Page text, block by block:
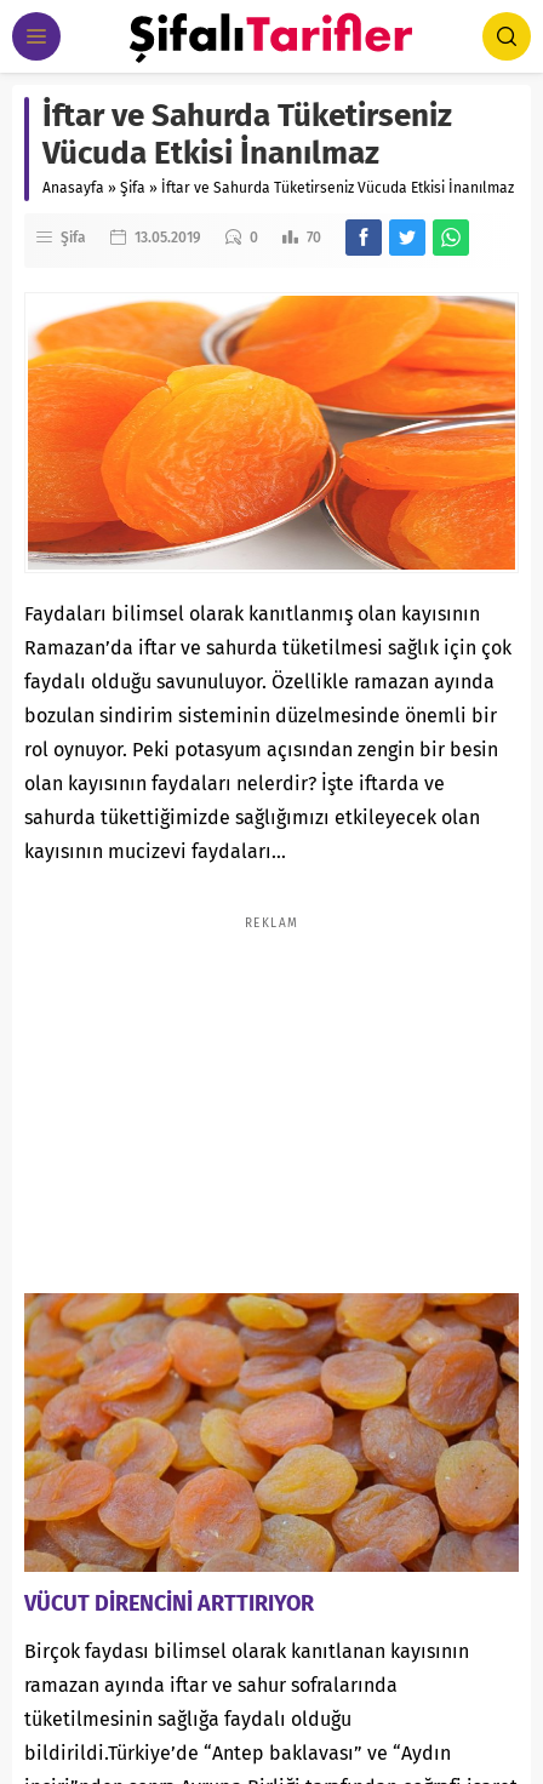
İftar ve Sahurda Tüketirseniz
Vücuda Etkisi İnanılmaz
Anasayfa » Şifa » İftar ve Sahurda Tüketirseniz Vücuda Etkisi İnanılmaz
Şifa 13.05.2019 0 70
Faydaları bilimsel olarak kanıtlanmış olan kayısının
Ramazan’da iftar ve sahurda tüketilmesi sağlık için çok
faydalı olduğu savunuluyor. Özellikle ramazan ayında
bozulan sindirim sisteminin düzelmesinde önemli bir
rol oynuyor. Peki potasyum açısından zengin bir besin
olan kayısının faydaları nelerdir? İşte iftarda ve
sahurda tükettiğimizde sağlığımızı etkileyecek olan
kayısının mucizevi faydaları…
REKLAM
VÜCUT DİRENCİNİ ARTTIRIYOR
Birçok faydası bilimsel olarak kanıtlanan kayısının
ramazan ayında iftar ve sahur sofralarında
tüketilmesinin sağlığa faydalı olduğu
bildirildi.Türkiye’de “Antep baklavası” ve “Aydın